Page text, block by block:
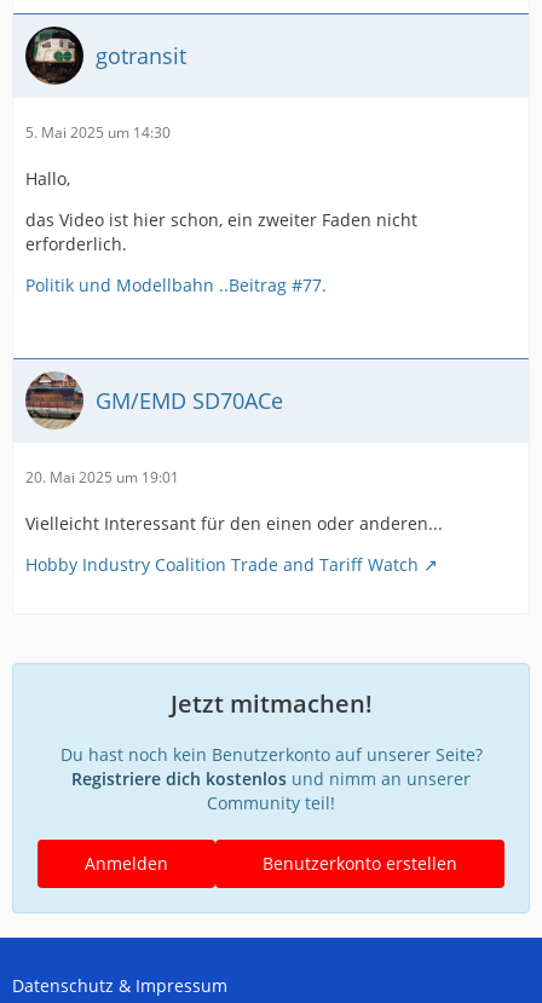
gotransit
5. Mai 2025 um 14:30
Hallo,
das Video ist hier schon, ein zweiter Faden nicht
erforderlich.
Politik und Modellbahn ..Beitrag #77.
GM/EMD SD70ACe
20. Mai 2025 um 19:01
Vielleicht Interessant für den einen oder anderen...
Hobby Industry Coalition Trade and Tariff Watch
Jetzt mitmachen!
Du hast noch kein Benutzerkonto auf unserer Seite?
Registriere dich kostenlos und nimm an unserer
Community teil!
Benutzerkonto erstellen
Anmelden
Datenschutz & Impressum